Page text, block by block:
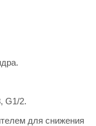
G1/2.
для снижения